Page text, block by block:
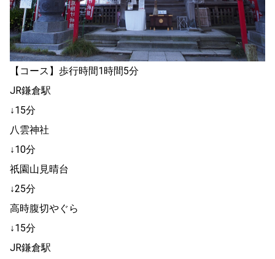
【コース】歩行時間1時間5分
JR鎌倉駅
↓15分
八雲神社
↓10分
祇園山見晴台
↓25分
高時腹切やぐら
↓15分
JR鎌倉駅